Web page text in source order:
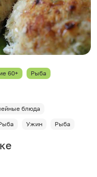
60+ Рыба
блюда
Ужин Рыба